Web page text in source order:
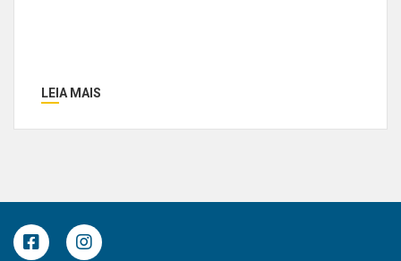
LEIA MAIS